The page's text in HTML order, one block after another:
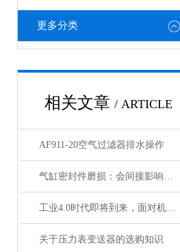
更多分类
相关文章 / ARTICLE
AF911-20空气过滤器排水操作
气缸密封件磨损：会间接影响电磁阀与锁定阀的性能吗
工业4.0时代即将到来，面对机遇与挑战，日本SMC该如何应对？
关于压力表变送器的选购知识